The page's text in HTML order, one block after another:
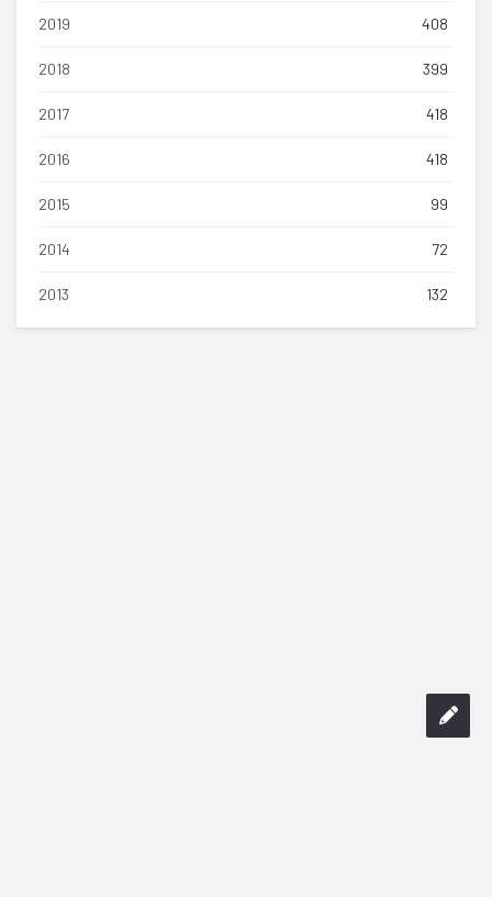
2019 408
2018 399
2017 418
2016 418
2015 99
2014 72
2013 132